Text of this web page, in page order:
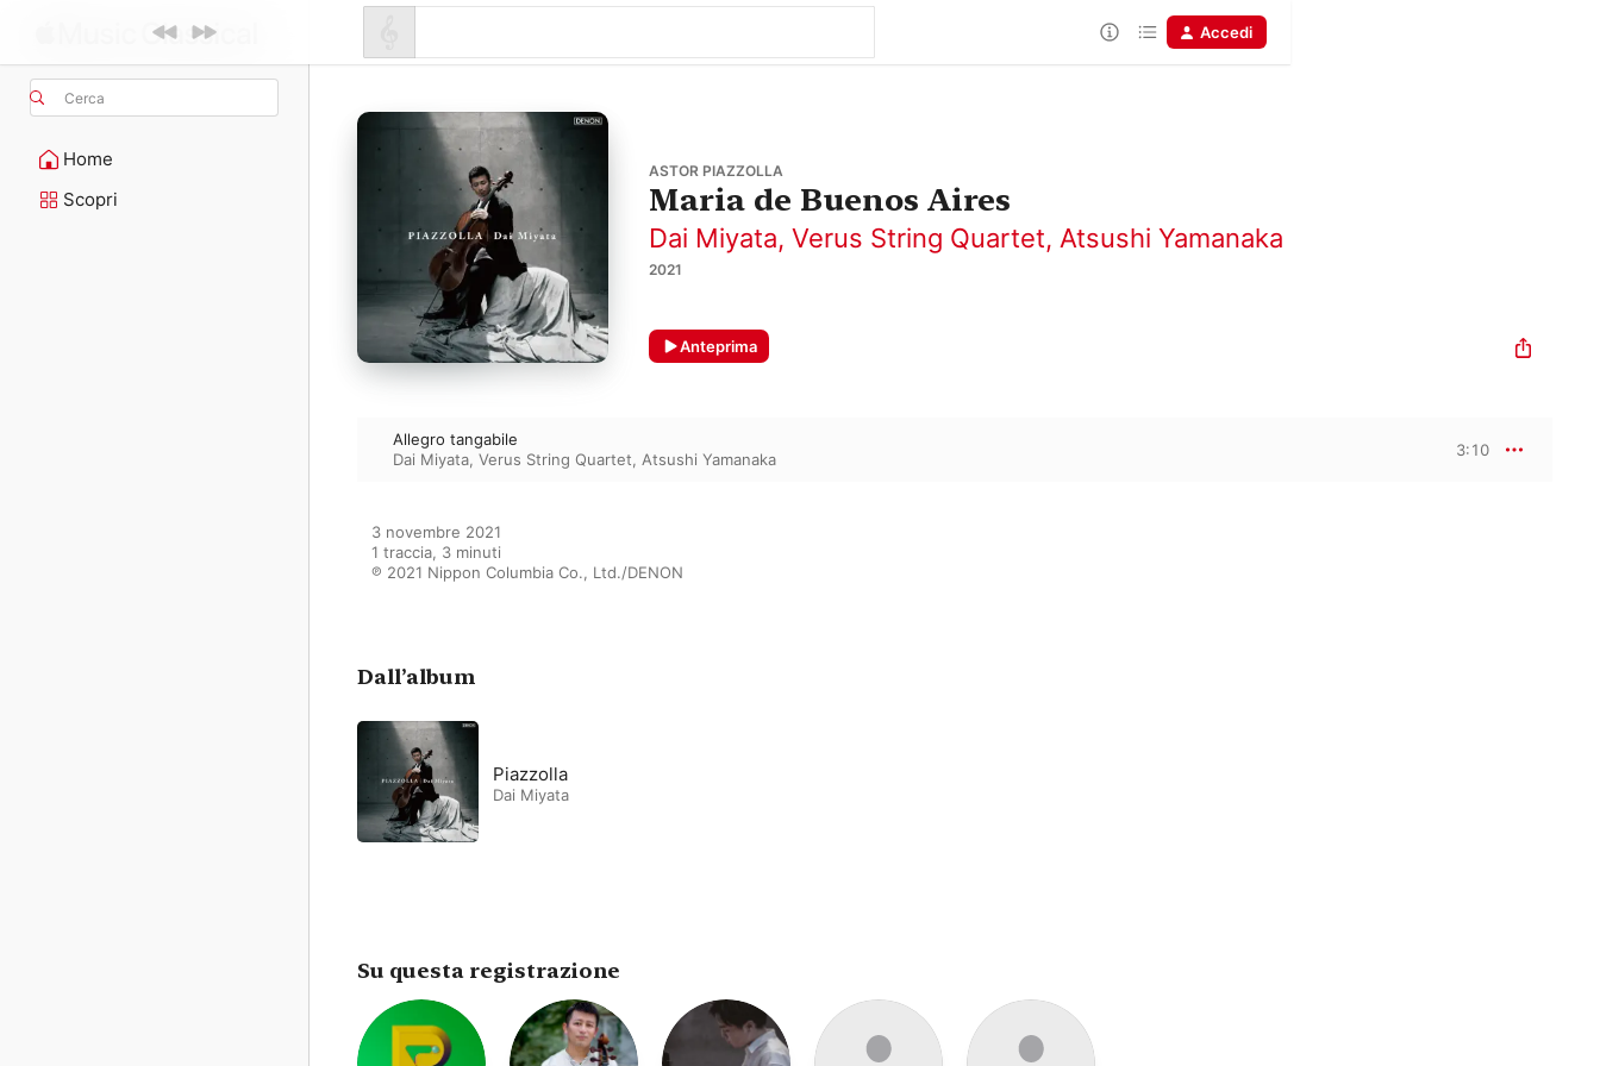
Cerca
Home
Scopri
Accedi
ASTOR PIAZZOLLA
Maria de Buenos Aires
Dai Miyata, Verus String Quartet, Atsushi Yamanaka
2021
Anteprima
Allegro tangabile
Dai Miyata, Verus String Quartet, Atsushi Yamanaka
3:10
3 novembre 2021
1 traccia, 3 minuti
℗ 2021 Nippon Columbia Co., Ltd./DENON
Dall’album
Piazzolla
Dai Miyata
Su questa registrazione